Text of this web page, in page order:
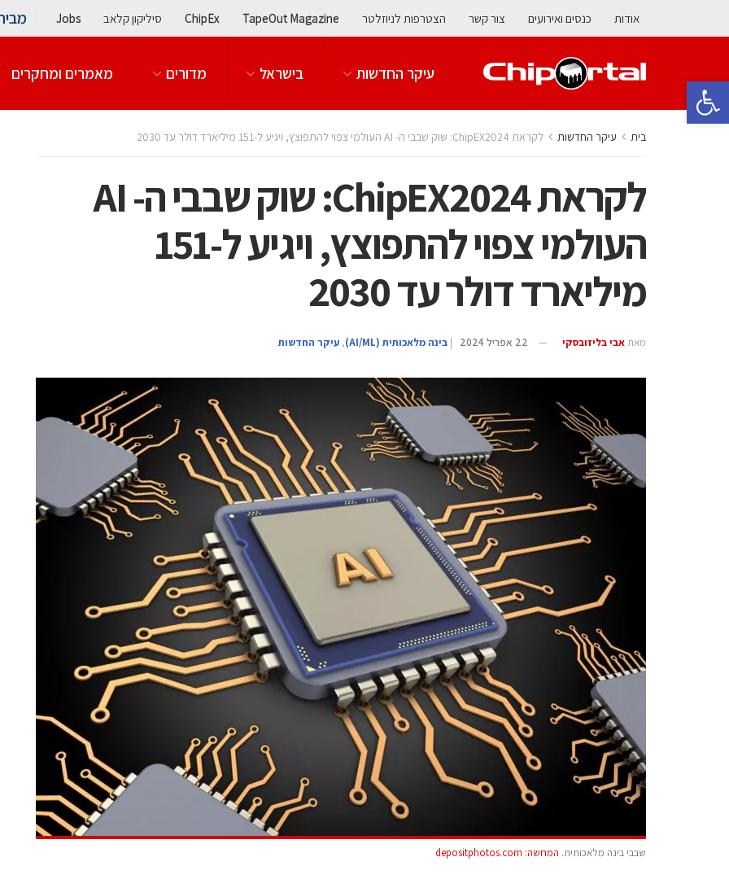
פתח סרגל נגישות
אודות כנסים ואירועים צור קשר הצטרפות לניוזלטר TapeOut Magazine
ChipEx סיליקון קלאב Jobs
עיקר החדשות בישראל מדורים מאמרים ומחקרים
בית עיקר החדשות לקראת ChipEX2024: שוק שבבי ה- AI העולמי צפוי להתפוצץ, ויגיע ל-151 מיליארד דולר עד 2030
לקראת ChipEX2024: שוק שבבי ה- AI
העולמי צפוי להתפוצץ, ויגיע ל-151
מיליארד דולר עד 2030
מאת אבי בליזובסקי 22 אפריל 2024 | בינה מלאכותית (AI/ML) , עיקר החדשות
שבבי בינה מלאכותית. המחשה: depositphotos.com